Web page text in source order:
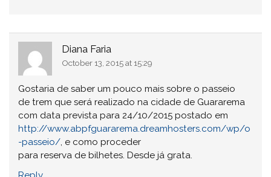
Diana Faria
October 13, 2015 at 15:29
Gostaria de saber um pouco mais sobre o passeio
de trem que será realizado na cidade de Guararema
com data prevista para 24/10/2015 postado em
http://www.abpfguararema.dreamhosters.com/wp/o
-passeio/, e como proceder
para reserva de bilhetes. Desde já grata.